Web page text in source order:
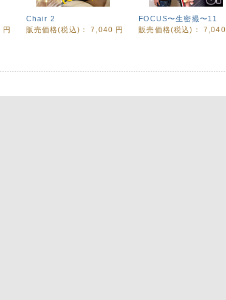
円
Chair 2
販売価格(税込)：7,040 円
FOCUS〜生密撮〜11
販売価格(税込)： 7,040